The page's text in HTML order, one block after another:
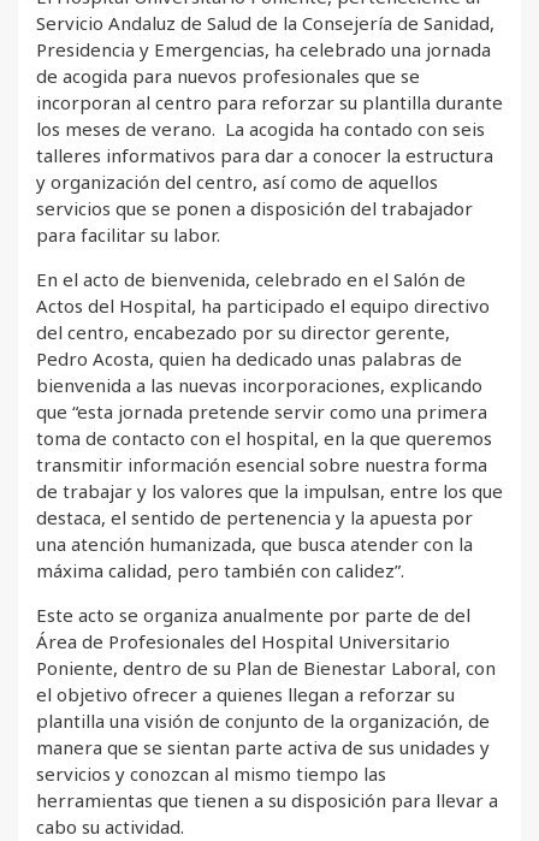
Servicio Andaluz de Salud de la Consejería de Sanidad,
Presidencia y Emergencias, ha celebrado una jornada
de acogida para nuevos profesionales que se
incorporan al centro para reforzar su plantilla durante
los meses de verano. La acogida ha contado con seis
talleres informativos para dar a conocer la estructura
y organización del centro, así como de aquellos
servicios que se ponen a disposición del trabajador
para facilitar su labor.
En el acto de bienvenida, celebrado en el Salón de
Actos del Hospital, ha participado el equipo directivo
del centro, encabezado por su director gerente,
Pedro Acosta, quien ha dedicado unas palabras de
bienvenida a las nuevas incorporaciones, explicando
que “esta jornada pretende servir como una primera
toma de contacto con el hospital, en la que queremos
transmitir información esencial sobre nuestra forma
de trabajar y los valores que la impulsan, entre los que
destaca, el sentido de pertenencia y la apuesta por
una atención humanizada, que busca atender con la
máxima calidad, pero también con calidez”.
Este acto se organiza anualmente por parte de del
Área de Profesionales del Hospital Universitario
Poniente, dentro de su Plan de Bienestar Laboral, con
el objetivo ofrecer a quienes llegan a reforzar su
plantilla una visión de conjunto de la organización, de
manera que se sientan parte activa de sus unidades y
servicios y conozcan al mismo tiempo las
herramientas que tienen a su disposición para llevar a
cabo su actividad.